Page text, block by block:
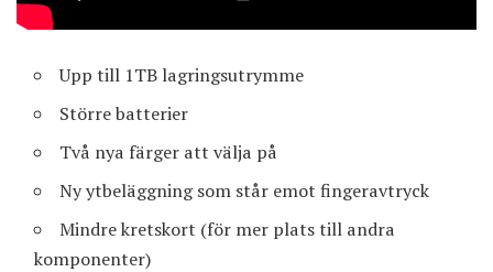
Upp till 1TB lagringsutrymme
Större batterier
Två nya färger att välja på
Ny ytbeläggning som står emot fingeravtryck
Mindre kretskort (för mer plats till andra
komponenter)